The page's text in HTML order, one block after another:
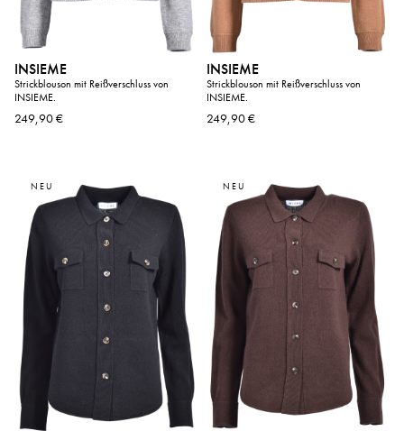
INSIEME
Strickblouson mit Reißverschluss von
INSIEME.
249,90 €
INSIEME
Strickblouson mit Reißverschluss von
INSIEME.
249,90 €
NEU NEU